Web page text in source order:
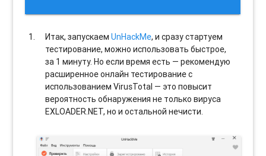
Итак, запускаемUnHackMe, и сразу стартуем
тестирование, можно использовать быстрое,
за 1 минуту. Но если время есть — рекомендую
расширенное онлайн тестирование с
использованием VirusTotal — это повысит
вероятность обнаружения не только вируса
EXLOADER.NET, но и остальной нечисти.